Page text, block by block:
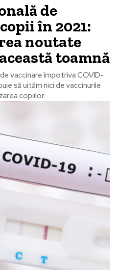
de
în 2021:
noutate
toamnă
vaccinare împotriva COVID-
să uităm nici de vaccinurile
copiilor...